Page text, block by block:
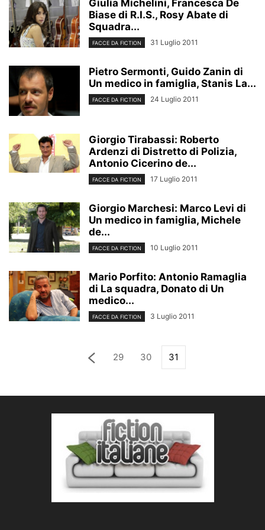
Giulia Michelini, Francesca De
Biase di R.I.S., Rosy Abate di
Squadra...
FACCE DA FICTION 31 Luglio 2011
Pietro Sermonti, Guido Zanin di
Un medico in famiglia, Stanis La...
FACCE DA FICTION 24 Luglio 2011
Giorgio Tirabassi: Roberto
Ardenzi di Distretto di Polizia,
Antonio Cicerino de...
FACCE DA FICTION 17 Luglio 2011
Giorgio Marchesi: Marco Levi di
Un medico in famiglia, Michele
de...
FACCE DA FICTION 10 Luglio 2011
Mario Porfito: Antonio Ramaglia
di La squadra, Donato di Un
medico...
FACCE DA FICTION 3 Luglio 2011
29 30 31